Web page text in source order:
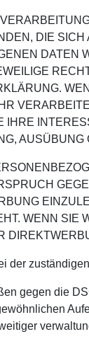
DIE
DATEN
IHRE
WENN SIE
der
gegen die